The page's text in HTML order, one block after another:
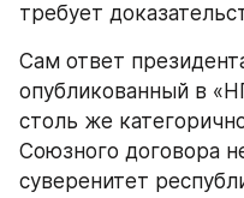
требует
Сам ответ
опубликованный в
столь же
Союзного договора
суверенитет